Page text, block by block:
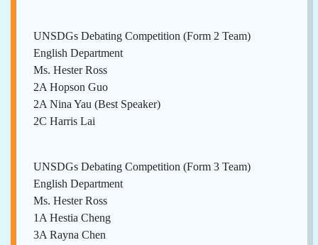
UNSDGs Debating Competition (Form 2 Team)
English Department
Ms. Hester Ross
2A Hopson Guo
2A Nina Yau (Best Speaker)
2C Harris Lai
UNSDGs Debating Competition (Form 3 Team)
English Department
Ms. Hester Ross
1A Hestia Cheng
3A Rayna Chen